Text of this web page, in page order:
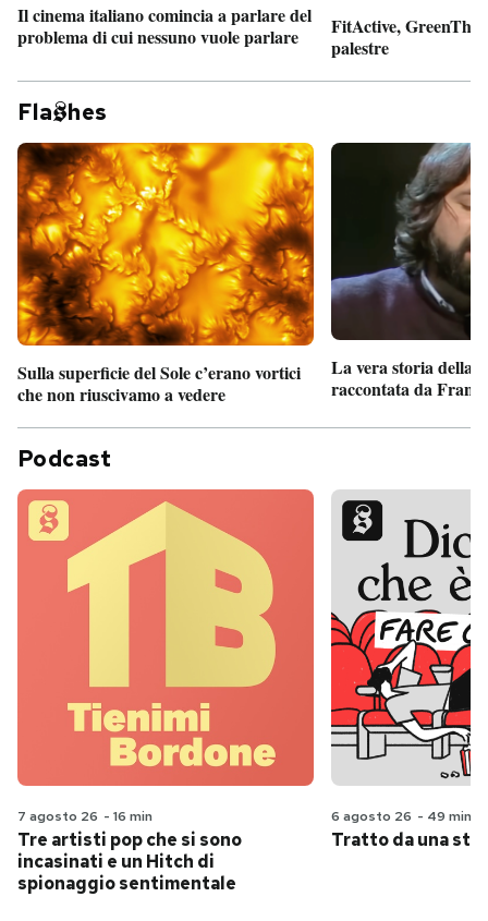
Il cinema italiano comincia a parlare del
problema di cui nessuno vuole parlare
FitActive,
palestre
Fla hes
Sulla superficie del Sole c’erano vortici
che non riuscivamo a vedere
La vera storia della
raccontata da
Podcast
7 agosto 26 - 16 min
Tre artisti pop che si sono
incasinati e un Hitch di
spionaggio sentimentale
6 agosto 26 - 49 min
Tratto da una